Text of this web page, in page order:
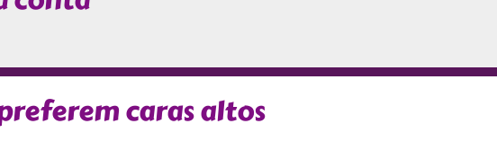
caras altos